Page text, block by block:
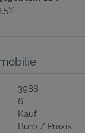
3988
6
Kauf
Büro / Praxis